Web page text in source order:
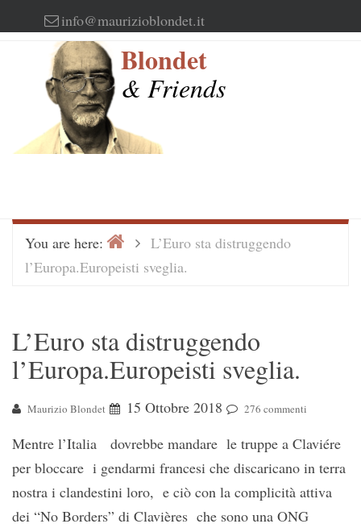
to
info@maurizioblondet.it
Blondet
& Friends
You are here: HomeL’Euro sta distruggendo
l’Europa.Europeisti sveglia.
L’Euro sta distruggendo
l’Europa.Europeisti sveglia.
Maurizio Blondet 15 Ottobre 2018 276 commenti
Mentre l’Italia dovrebbe mandare le truppe a Claviére
per bloccare i gendarmi francesi che discaricano in terra
nostra i clandestini loro, e ciò con la complicità attiva
dei “No Borders” di Clavières che sono una ONG